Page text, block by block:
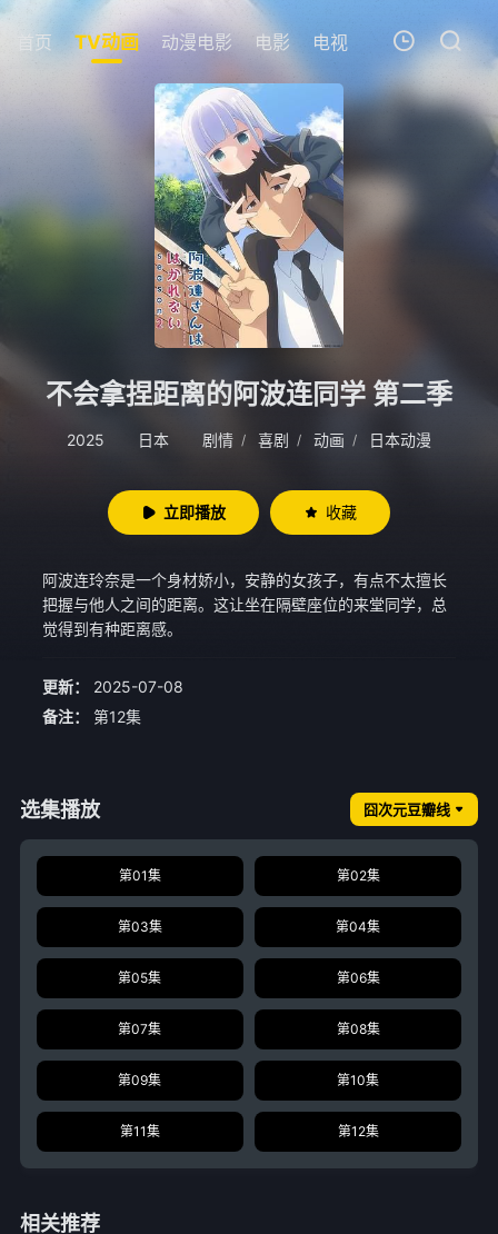
首页 TV动画 动漫电影 电影 电视剧 短剧 追剧
我的观影记录
暂无观看影片的记录
不会拿捏距离的阿波连同学 第二季
2025 日本 剧情 / 喜剧 / 动画 / 日本动漫
立即播放 收藏
阿波连玲奈是一个身材娇小，安静的女孩子，有点不太擅长
把握与他人之间的距离。这让坐在隔壁座位的来堂同学，总
觉得到有种距离感。
更新：
2025-07-08
备注：
第12集
选集播放 囧次元豆瓣线
第01集 第02集
第03集 第04集
第05集 第06集
第07集 第08集
第09集 第10集
第11集 第12集
相关推荐